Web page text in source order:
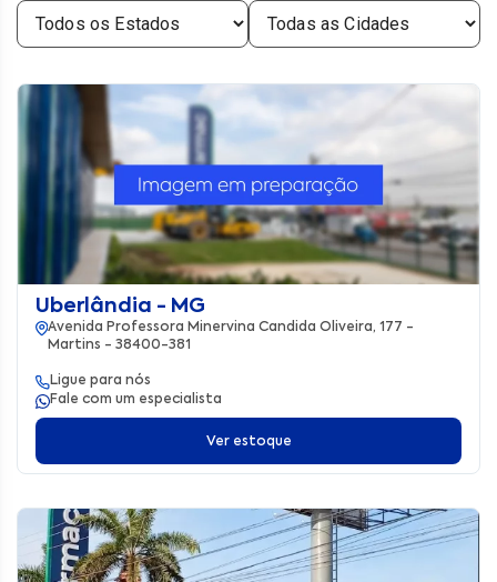
Uberlândia - MG
Avenida Professora Minervina Candida Oliveira, 177 -
Martins - 38400-381
Ligue para nós
Fale com um especialista
Ver estoque